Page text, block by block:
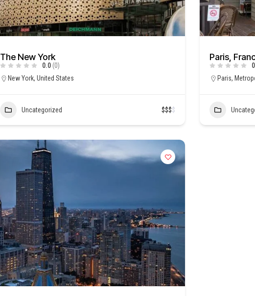
The New York
0.0 (0)
New York, United States
Uncategorized $$$$
Paris,
Paris,